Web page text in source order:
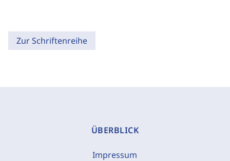
Zur Schriftenreihe
ÜBERBLICK
Impressum